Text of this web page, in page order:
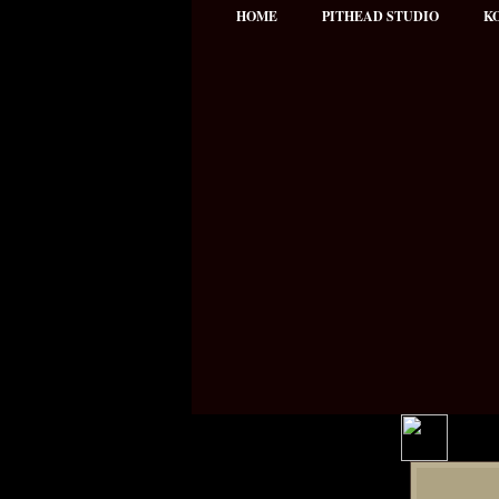
HOME PITHEAD STUDIO